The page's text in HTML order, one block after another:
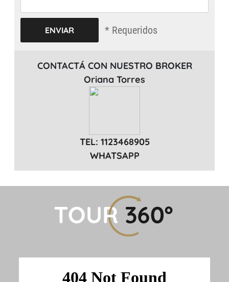
* Requeridos
CONTACTÁ CON NUESTRO BROKER
Oriana Torres
TEL: 1123468905
WHATSAPP